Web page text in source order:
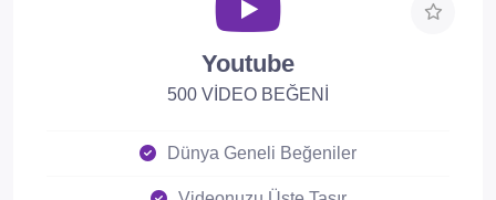
Youtube
500 VİDEO BEĞENİ
Dünya Geneli Beğeniler